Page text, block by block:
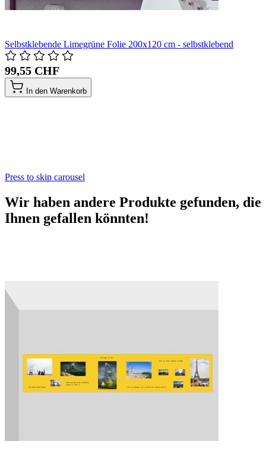
Selbstklebende Limegrüne Folie 200x120 cm - selbstklebend
99,55 CHF
In den Warenkorb
Press to skip carousel
Wir haben andere Produkte gefunden, die
Ihnen gefallen könnten!